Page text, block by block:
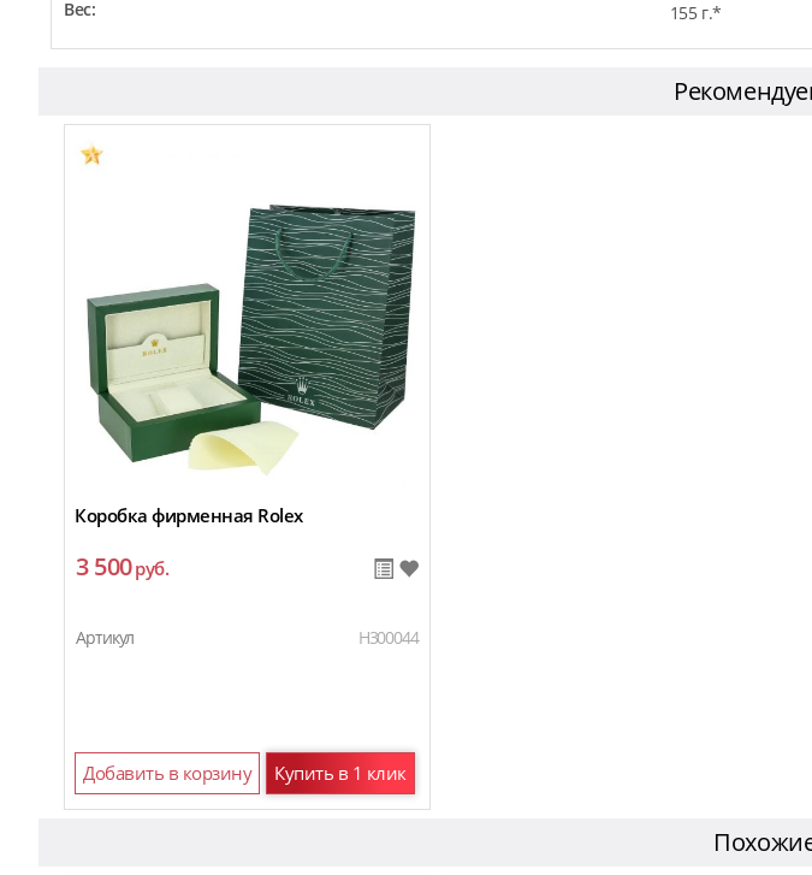
Вес:
155 г.*
Коробка фирменная Rolex
3 500руб.
Артикул H300044
Добавить в корзину Купить в 1 клик